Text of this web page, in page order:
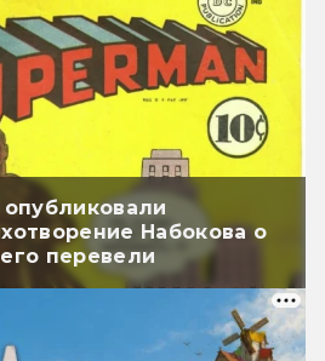
Набокова о
перевели